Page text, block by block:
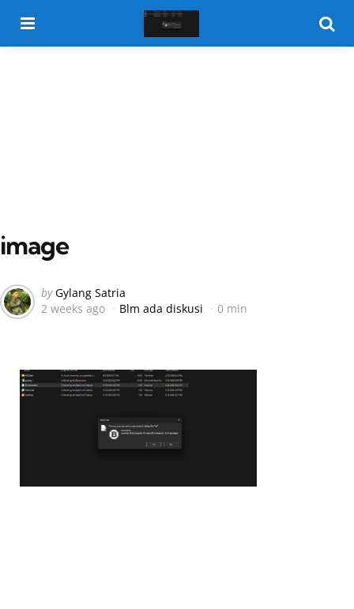
image
Posted
by
by Gylang Satria
2 weeks ago
Blm ada diskusi 0 min